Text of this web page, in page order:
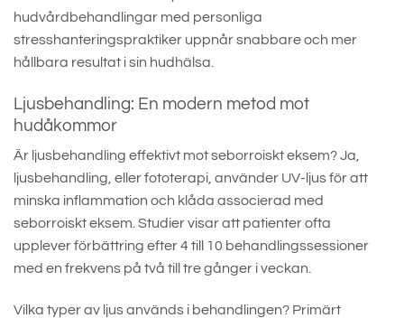
hudvårdbehandlingar med personliga
stresshanteringspraktiker uppnår snabbare och mer
hållbara resultat i sin hudhälsa.
Ljusbehandling: En modern metod mot
hudåkommor
Är ljusbehandling effektivt mot seborroiskt eksem? Ja,
ljusbehandling, eller fototerapi, använder UV-ljus för att
minska inflammation och klåda associerad med
seborroiskt eksem. Studier visar att patienter ofta
upplever förbättring efter 4 till 10 behandlingssessioner
med en frekvens på två till tre gånger i veckan.
Vilka typer av ljus används i behandlingen? Primärt